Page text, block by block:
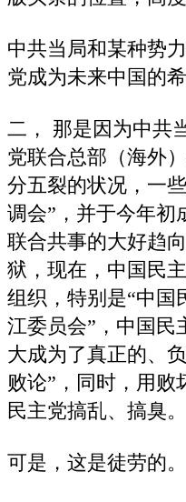
中共当局和某种势
党成为未来中国的希
二， 那是因为中共
党联合总部（海外
分五裂的状况，一
调会”，并于今年初
联合共事的大好趋
狱，现在，中国民
组织，特别是“中国
江委员会”，中国民
大成为了真正的、
败论”，同时，用
民主党搞乱、搞臭。
可是，这是徒劳的。